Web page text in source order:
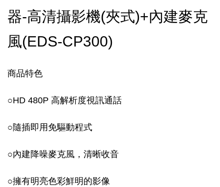
器-高清攝影機(夾式)+內建麥克
風(EDS-CP300)
商品特色
○HD 480P 高解析度視訊通話
○隨插即用免驅動程式
○內建降噪麥克風，清晰收音
○擁有明亮色彩鮮明的影像